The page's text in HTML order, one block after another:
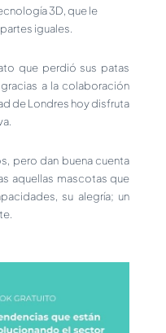
3D, que le
iguales.
que perdió sus patas
a la colaboración
de Londres hoy disfruta
pero dan buena cuenta
aquellas mascotas que
su alegría; un